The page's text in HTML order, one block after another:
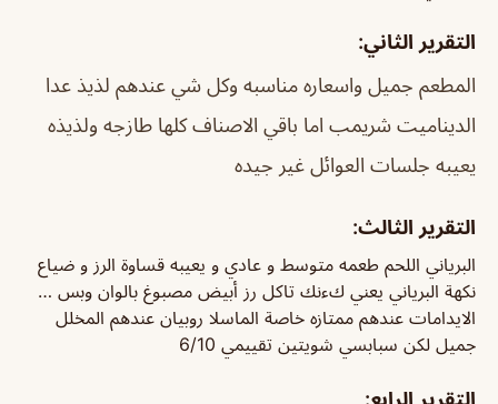
التقرير الثاني:
المطعم جميل واسعاره مناسبه وكل شي عندهم لذيذ عدا
الديناميت شريمب اما باقي الاصناف كلها طازجه ولذيذه
يعيبه جلسات العوائل غير جيده
التقرير الثالث:
البرياني اللحم طعمه متوسط و عادي و يعيبه قساوة الرز و ضياع
نكهة البرياني يعني كءنك تاكل رز أبيض مصبوغ بالوان وبس …
الايدامات عندهم ممتازه خاصة الماسلا روبيان عندهم المخلل
جميل لكن سبابسي شويتين تقييمي 6/10
التقرير الرابع: